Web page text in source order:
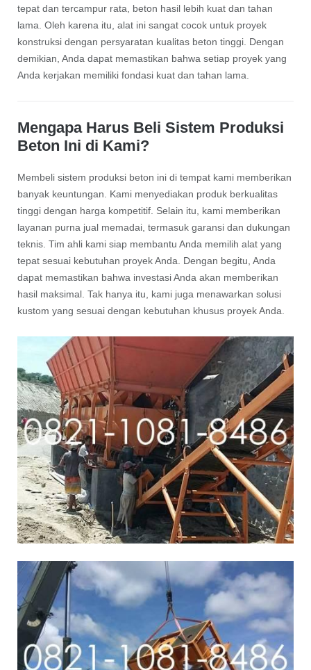
tepat dan tercampur rata, beton hasil lebih kuat dan tahan
lama. Oleh karena itu, alat ini sangat cocok untuk proyek
konstruksi dengan persyaratan kualitas beton tinggi. Dengan
demikian, Anda dapat memastikan bahwa setiap proyek yang
Anda kerjakan memiliki fondasi kuat dan tahan lama.
Mengapa Harus Beli Sistem Produksi
Beton Ini di Kami?
Membeli sistem produksi beton ini di tempat kami memberikan
banyak keuntungan. Kami menyediakan produk berkualitas
tinggi dengan harga kompetitif. Selain itu, kami memberikan
layanan purna jual memadai, termasuk garansi dan dukungan
teknis. Tim ahli kami siap membantu Anda memilih alat yang
tepat sesuai kebutuhan proyek Anda. Dengan begitu, Anda
dapat memastikan bahwa investasi Anda akan memberikan
hasil maksimal. Tak hanya itu, kami juga menawarkan solusi
kustom yang sesuai dengan kebutuhan khusus proyek Anda.